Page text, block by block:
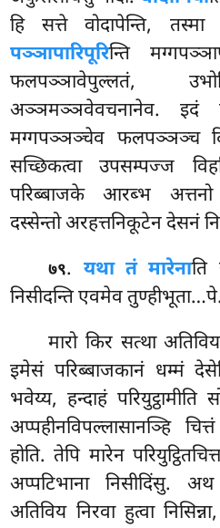
हि सत्ते वोदापेन्ति, तस्मा
पञ्ञापारिपूरिन्ति
फलपञ्ञावेपुल्लतं,
अञ्ञमञ्ञवेवचनानेव. इदं
मग्गपञ्ञञ्चेव फलपञ्ञञ्च
सच्छिकत्वा उपसम्पज्ज
परिब्बाजके आरब्भ
दस्सेन्तो अरहत्तनिकूटेन देसनं
७९. यथा तं मारेनाति
निसीदन्ति एवमेव
मारो किर सत्था
इमेसं परिब्बाजकानं धम्मं
भवेय्य, हन्दाहं परियुट्ठामीति
अप्पहीनविपल्लासानञ्हि
होति. तेपि मारेन
अप्पटिभाना निसीदिंसु.
अतिविय निरवा हुत्वा